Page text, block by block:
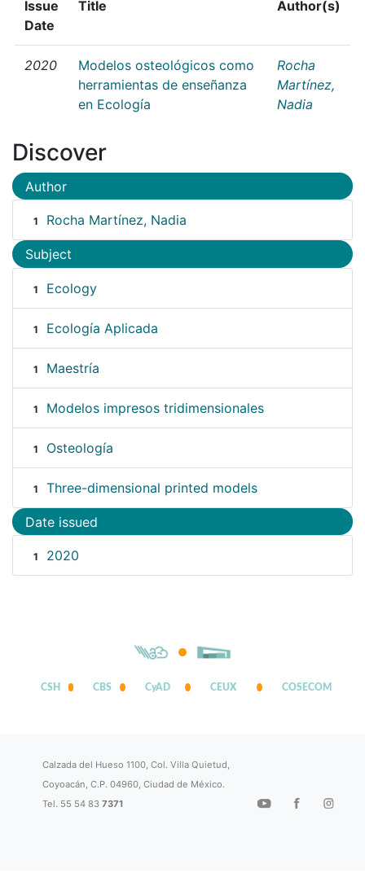
Issue
Date
Title Author(s)
2020
Modelos osteológicos como
herramientas de enseñanza
en Ecología
Rocha
Martínez,
Nadia
Discover
Author
1 Rocha Martínez, Nadia
Subject
1 Ecology
1 Ecología Aplicada
1 Maestría
1 Modelos impresos tridimensionales
1 Osteología
1 Three-dimensional printed models
Date issued
1 2020
CSH CBS CyAD CEUX COSECOM
Calzada del Hueso 1100, Col. Villa Quietud,
Coyoacán, C.P. 04960, Ciudad de México.
Tel. 55 54 837371